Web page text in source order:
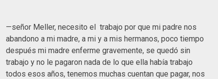
—señor Meller, necesito el trabajo por que mi padre nos
abandono a mi madre, a mi y a mis hermanos, poco tiempo
después mi madre enferme gravemente, se quedó sin
trabajo y no le pagaron nada de lo que ella había trabajo
todos esos años, tenemos muchas cuentan que pagar, nos